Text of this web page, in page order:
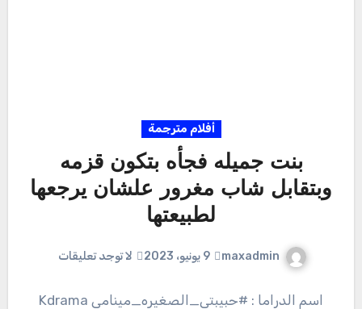
أفلام مترجمة
بنت جميله فجأه بتكون قزمه
وبتقابل شاب مغرور علشان يرجعها
لطبيعتها
maxadmin 9 يونيو، 2023 لا توجد تعليقات
اسم الدراما : #حبيبتى_الصغيره_مينامى Kdrama